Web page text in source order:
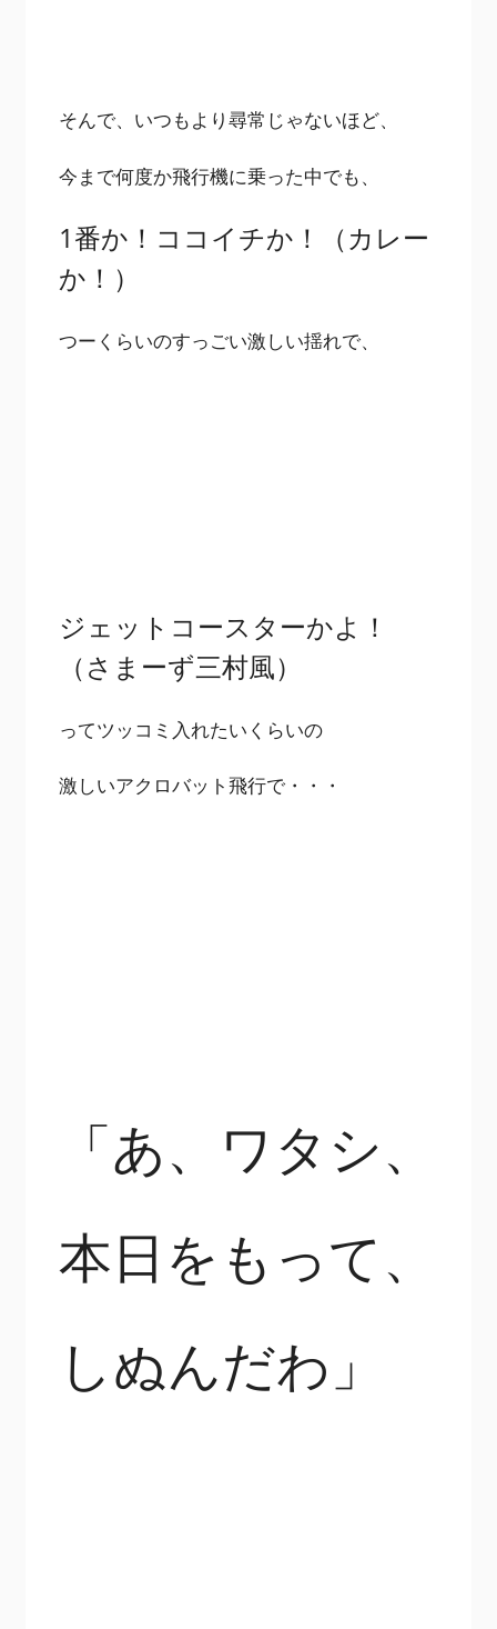
そんで、いつもより尋常じゃないほど、
今まで何度か飛行機に乗った中でも、
1番か！ココイチか！（カレー
か！）
つーくらいのすっごい激しい揺れで、
ジェットコースターかよ！
（さまーず三村風）
ってツッコミ入れたいくらいの
激しいアクロバット飛行で・・・
「あ、ワタシ、
本日をもって、
しぬんだわ」